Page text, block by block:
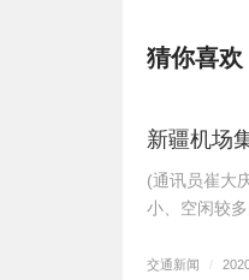
猜你喜欢
新疆机场
(通讯员崔大
小、空闲较
交通新闻 /